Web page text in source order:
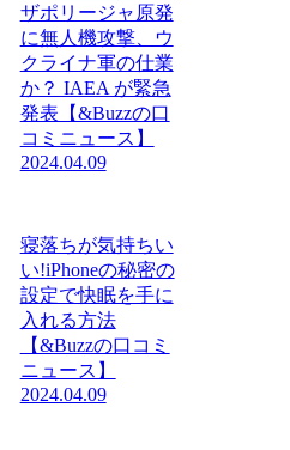
ザポリージャ原発
に無人機攻撃、ウ
クライナ軍の仕業
か？ IAEA が緊急
発表【&Buzzの口
コミニュース】
2024.04.09
寝落ちが気持ちい
い!iPhoneの秘密の
設定で快眠を手に
入れる方法
【&Buzzの口コミ
ニュース】
2024.04.09